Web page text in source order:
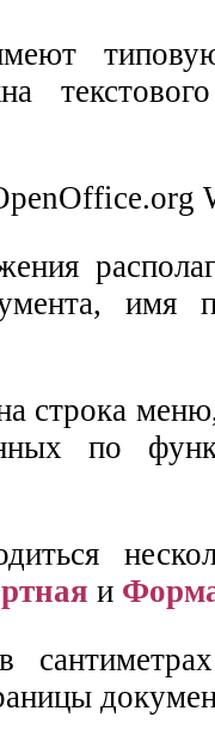
имя
строка
по
и